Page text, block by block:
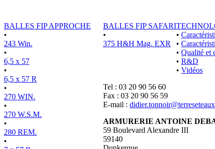
BALLES FIP APPROCHE
•
243 Win.
•
6,5 x 57
•
6,5 x 57 R
•
270 WIN.
•
270 W.S.M.
•
280 REM.
•
BALLES FIP SAFARI
•
375 H&H Mag. EXR
•
•
• Qualité et
• R&D
• Vidéos
Tel : 03 20 90 56 60
Fax : 03 20 90 56 59
E-mail :
ARMURERIE ANTOINE
59 Boulevard Alexandre III
59140